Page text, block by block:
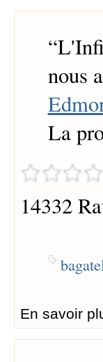
“
nous
La
14332
En savoir